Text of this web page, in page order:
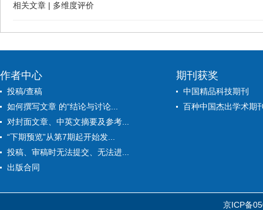
相关文章 | 多维度评价
作者中心
投稿/查稿
如何撰写文章 的“结论与讨论...
对封面文章、中英文摘要及参考...
“下期预览”从第7期起开始发...
投稿、审稿时无法提交、无法进...
出版合同
期刊获奖
中国精品科技期刊
百种中国杰出学术期
京ICP备